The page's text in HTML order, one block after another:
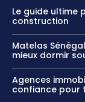
Le guide ultime
construction
Matelas
mieux dormir
Agences
confiance pour